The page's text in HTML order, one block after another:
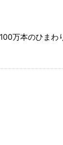
万本のひまわ